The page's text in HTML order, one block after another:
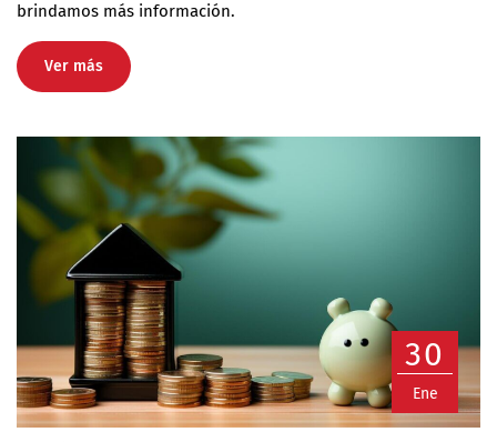
brindamos más información.
Ver más
30
Ene